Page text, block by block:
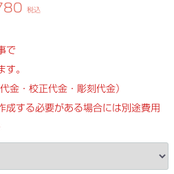
税込
で
す。
金・校正代金・彫刻代金）
成する必要がある場合には別途費用